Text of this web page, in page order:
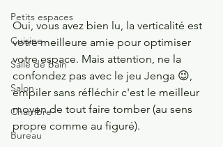
Petits espaces
Cuisine
Salle de bain
Salon
Chambre
Bureau
Oui, vous avez bien lu, la verticalité est
votre meilleure amie pour optimiser
votre espace. Mais attention, ne la
confondez pas avec le jeu Jenga 😉,
empiler sans réfléchir c'est le meilleur
moyen de tout faire tomber (au sens
propre comme au figuré).